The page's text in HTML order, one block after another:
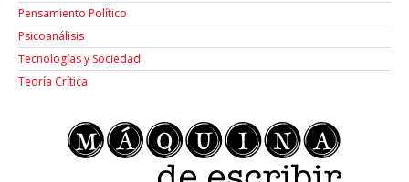
Pensamiento Político
Psicoanálisis
Tecnologías y Sociedad
Teoría Crítica